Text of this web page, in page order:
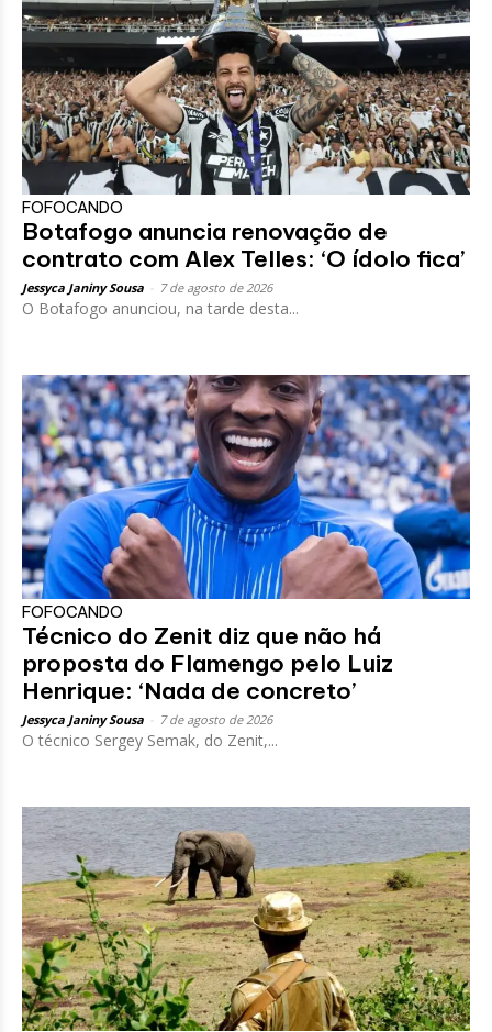
FOFOCANDO
Botafogo anuncia renovação de
contrato com Alex Telles: ‘O ídolo fica’
Jessyca Janiny Sousa 7 de agosto de 2026
O Botafogo anunciou, na tarde desta...
FOFOCANDO
Técnico do Zenit diz que não há
proposta do Flamengo pelo Luiz
Henrique: ‘Nada de concreto’
Jessyca Janiny Sousa 7 de agosto de 2026
O técnico Sergey Semak, do Zenit,...